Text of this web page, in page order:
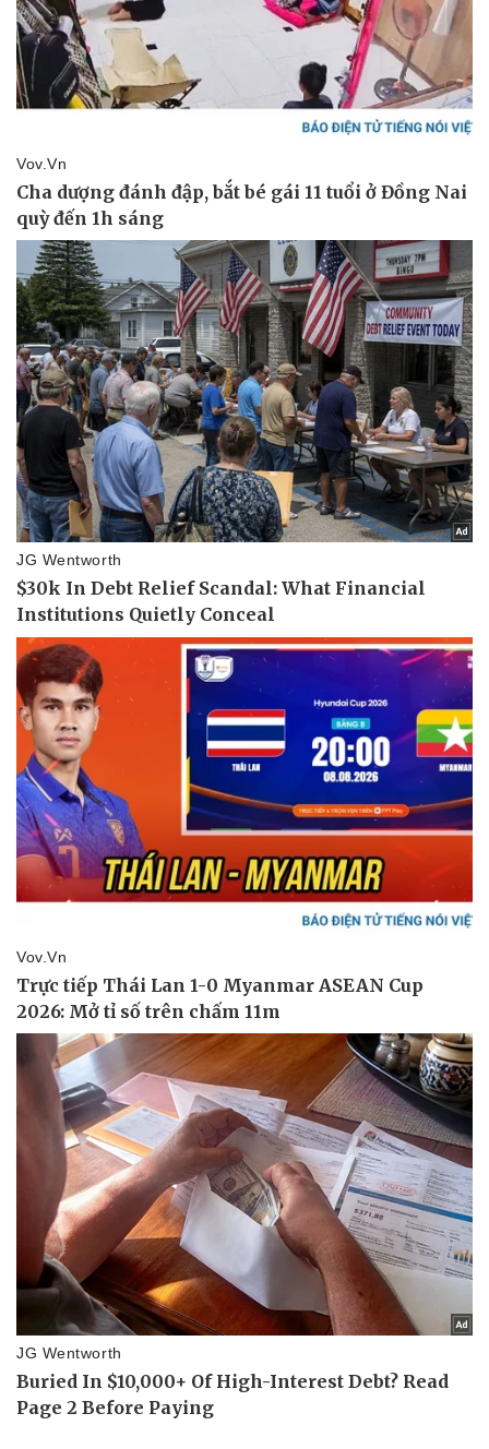
Pháp luật
Vụ án
Tin nóng
Tư vấn luật
Quân sự - Quốc phòng
Việt Nam
Phân tích